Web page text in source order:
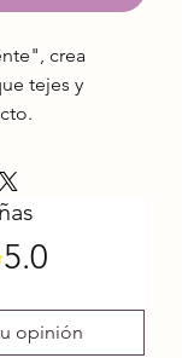
crea
tejes y
Acrílico
aprox.
aprox.
de 5 estrellas.
5.0
opinión